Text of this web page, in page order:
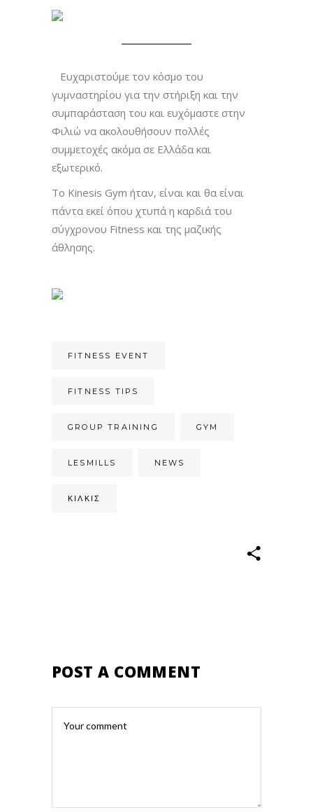
Ευχαριστούμε τον κόσμο του
γυμναστηρίου για την στήριξη και την
συμπαράσταση του και ευχόμαστε στην
Φιλιώ να ακολουθήσουν πολλές
συμμετοχές ακόμα σε Ελλάδα και
εξωτερικό.
Το Kinesis Gym ήταν, είναι και θα είναι
πάντα εκεί όπου χτυπά η καρδιά του
σύγχρονου Fitness και της μαζικής
άθλησης.
FITNESS EVENT
FITNESS TIPS
GROUP TRAINING GYM
LESMILLS NEWS
ΚΙΛΚΊΣ
POST A COMMENT